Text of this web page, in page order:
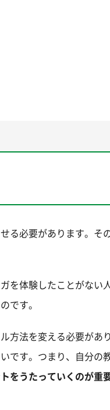
る必要があります。そ
を体験したことがない
です。
方法を変える必要があり
です。つまり、自分の
をうたっていくのが重